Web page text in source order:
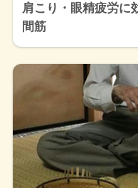
肩こり・眼精疲労に
間筋